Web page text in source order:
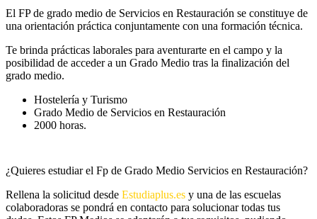
El FP de grado medio de Servicios en Restauración se constituye de
una orientación práctica conjuntamente con una formación técnica.
Te brinda prácticas laborales para aventurarte en el campo y la
posibilidad de acceder a un Grado Medio tras la finalización del
grado medio.
Hostelería y Turismo
Grado Medio de Servicios en Restauración
2000 horas.
¿Quieres estudiar el Fp de Grado Medio Servicios en Restauración?
Rellena la solicitud desde Estudiaplus.es y una de las escuelas
colaboradoras se pondrá en contacto para solucionar todas tus